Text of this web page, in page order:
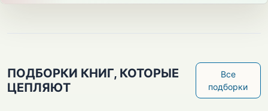
ПОДБОРКИ КНИГ, КОТОРЫЕ
ЦЕПЛЯЮТ
Все
подборки